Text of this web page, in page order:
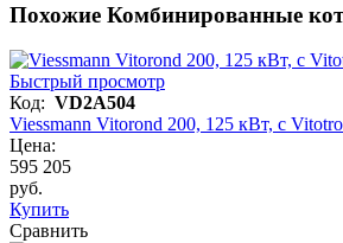
Похожие Комбинированные
Быстрый просмотр
Код: VD2A504
Viessmann Vitorond 200, 125 кВт, с
Цена:
595 205
руб.
Купить
Сравнить